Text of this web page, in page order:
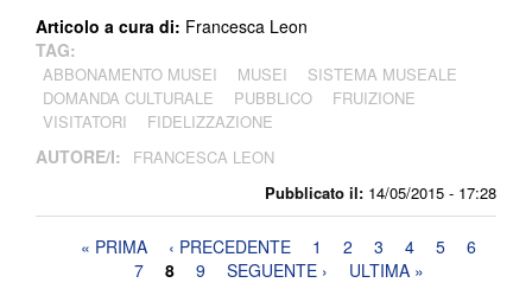
Pubblicato il: 14/05/2015 - 17:28
Articolo a cura di: Francesca Leon
TAG:
ABBONAMENTO MUSEI MUSEI
SISTEMA MUSEALE
DOMANDA CULTURALE
PUBBLICO
FRUIZIONE
VISITATORI
FIDELIZZAZIONE
AUTORE/I: FRANCESCA LEON
Pagine« PRIMA ‹ PRECEDENTE 1 2 3 4 5
6
7
8 9 SEGUENTE › ULTIMA »